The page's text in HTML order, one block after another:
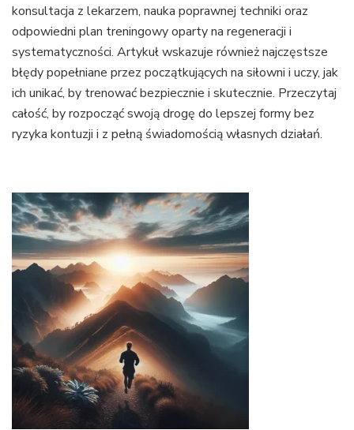
konsultacja z lekarzem, nauka poprawnej techniki oraz
odpowiedni plan treningowy oparty na regeneracji i
systematyczności. Artykuł wskazuje również najczęstsze
błędy popełniane przez początkujących na siłowni i uczy, jak
ich unikać, by trenować bezpiecznie i skutecznie. Przeczytaj
całość, by rozpocząć swoją drogę do lepszej formy bez
ryzyka kontuzji i z pełną świadomością własnych działań.